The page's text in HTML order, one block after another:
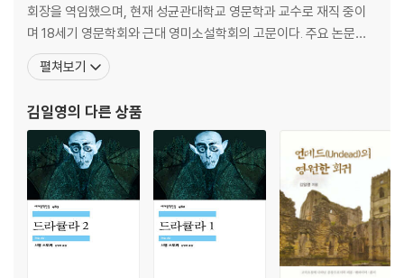
회장을 역임했으며, 현재 성균관대학교 영문학과 교수로 재직 중이
며 18세기 영문학회와 근대 영미소설학회의 고문이다. 주요 논문으
로 「로렌스 스턴의 불확실성의 미학과 종교적 회의주의」, 「불확실성
과 중간자에 대한 공포: 전환기 시대의 고딕 드라큘라」가 있으며, 저
둥이 톰 존스 이야기』, 『주석 달린 드라큘라』 등을 우리말
펼쳐보기
김일영의 다른 상품